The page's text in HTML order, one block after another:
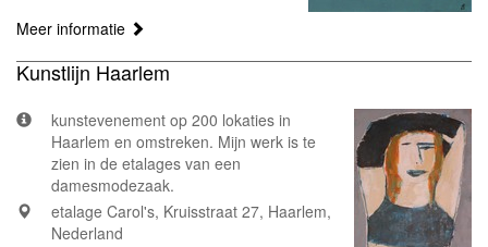
Meer informatie
Kunstlijn Haarlem
kunstevenement op 200 lokaties in
Haarlem en omstreken. Mijn werk is te
zien in de etalages van een
damesmodezaak.
etalage Carol's, Kruisstraat 27, Haarlem,
Nederland